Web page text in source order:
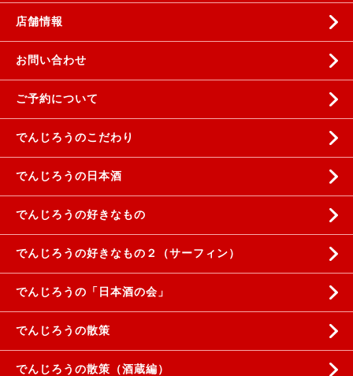
店舗情報
お問い合わせ
ご予約について
でんじろうのこだわり
でんじろうの日本酒
でんじろうの好きなもの
でんじろうの好きなもの２（サーフィン）
でんじろうの「日本酒の会」
でんじろうの散策
でんじろうの散策（酒蔵編）